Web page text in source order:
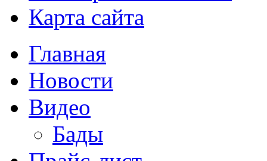
Карта сайта
Главная
Новости
Видео
Бады